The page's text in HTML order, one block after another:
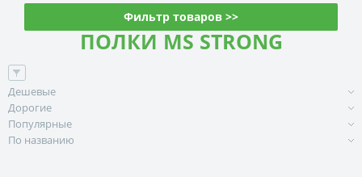
Фильтр товаров >>
ПОЛКИ MS STRONG
Дешевые
Дорогие
Популярные
По названию